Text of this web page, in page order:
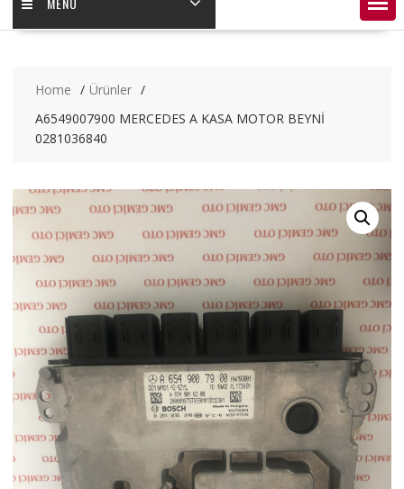
Home
Ürünler
A6549007900 MERCEDES A KASA MOTOR BEYNİ
0281036840